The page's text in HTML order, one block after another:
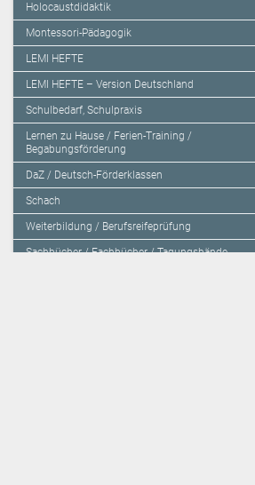
Holocaustdidaktik
Montessori-Pädagogik
LEMI HEFTE
LEMI HEFTE – Version Deutschland
Schulbedarf, Schulpraxis
Lernen zu Hause / Ferien-Training /
Begabungsförderung
DaZ / Deutsch-Förderklassen
Schach
Weiterbildung / Berufsreifeprüfung
Sachbücher / Fachbücher / Tagungsbände